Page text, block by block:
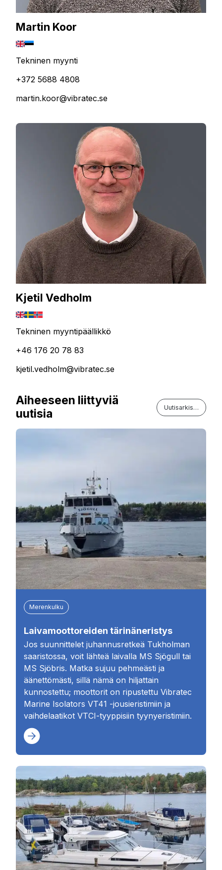
Martin Koor
Tekninen myynti
+372 5688 4808
martin.koor@vibratec.se
Kjetil Vedholm
Tekninen myyntipäällikkö
+46 176 20 78 83
kjetil.vedholm@vibratec.se
Aiheeseen liittyviä
uutisia
Uutisarkisto
Merenkulku
Laivamoottoreiden tärinäneristys
Jos suunnittelet juhannusretkeä Tukholman
saaristossa, voit lähteä laivalla MS Sjögull tai
MS Sjöbris. Matka sujuu pehmeästi ja
äänettömästi, sillä nämä on hiljattain
kunnostettu; moottorit on ripustettu Vibratec
Marine Isolators VT41 -jousieristimiin ja
vaihdelaatikot VTCI-tyyppisiin tyynyeristimiin.